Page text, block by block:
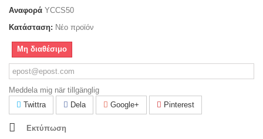
Αναφορά YCCS50
Κατάσταση: Νέο προϊόν
Μη διαθέσιμο
Meddela mig när tillgänglig
Twittra
Dela Google+ Pinterest
Εκτύπωση